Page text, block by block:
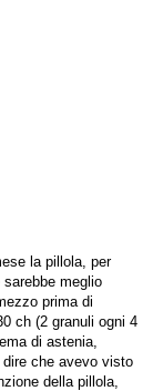
la pillola, per
meglio
prima di
ch (2 granuli ogni 4
di astenia,
che avevo visto
della pillola,